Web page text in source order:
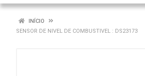
INÍCIO
SENSOR DE NIVEL DE COMBUSTIVEL : DS23173